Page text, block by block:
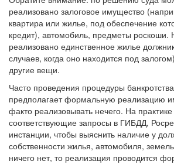
реализовано залоговое имущество
квартира или жилье, под обеспечение
кредит), автомобиль, предметы роскоши.
реализовано единственное жилье
случаев, когда оно находится под
другие вещи.
Часто проведения процедуры
предполагает формальную реализацию
факто реализовывать нечего. На
соответствующие запросы в ГИБДД,
инстанции, чтобы выяснить наличие у
собственности жилья, автомобиля,
ничего нет, то реализация проводится